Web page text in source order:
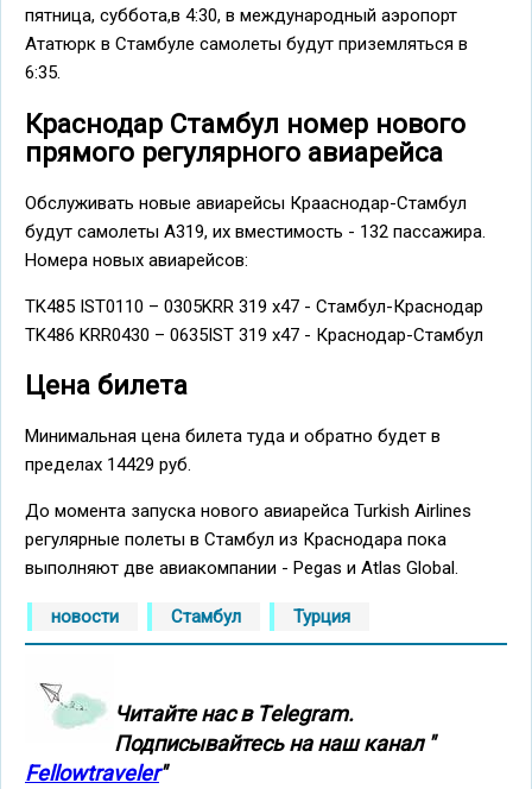
пятница, суббота,в 4:30, в международный аэропорт
Ататюрк в Стамбуле самолеты будут приземляться в
6:35.
Краснодар Стамбул номер нового
прямого регулярного авиарейса
Обслуживать новые авиарейсы Крааснодар-Стамбул
будут самолеты A319, их вместимость - 132 пассажира.
Номера новых авиарейсов:
TK485 IST0110 – 0305KRR 319 x47 - Стамбул-Краснодар
TK486 KRR0430 – 0635IST 319 x47 - Краснодар-Стамбул
Цена билета
Минимальная цена билета туда и обратно будет в
пределах 14429 руб.
До момента запуска нового авиарейса Turkish Airlines
регулярные полеты в Стамбул из Краснодара пока
выполняют две авиакомпании - Pegas и Atlas Global.
новости Стамбул Турция
Читайте нас в Тelegram.
Подписывайтесь на наш канал "
Fellowtraveler"